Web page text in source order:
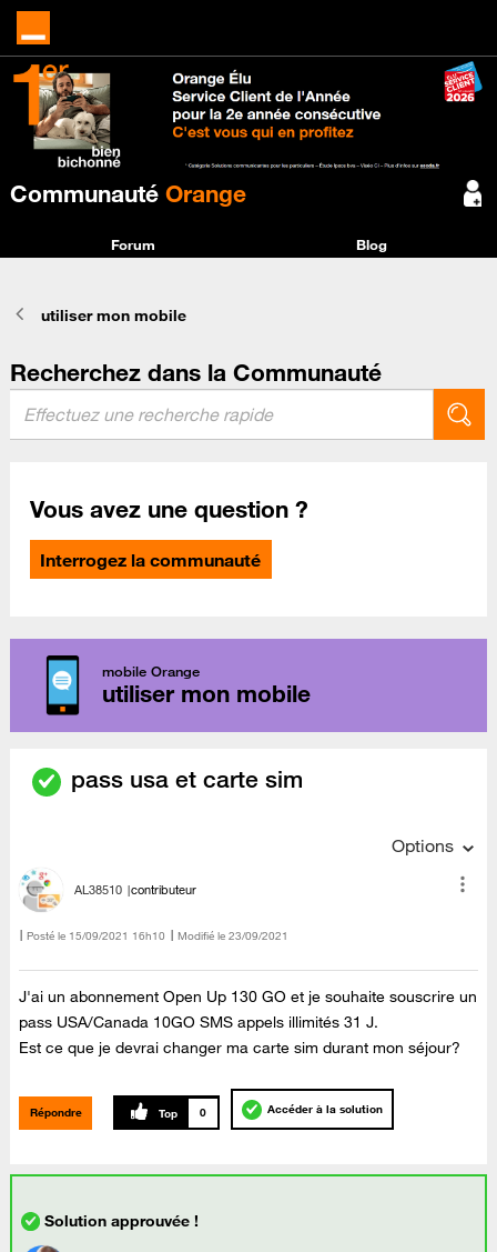
Communauté Orange
Forum Blog
utiliser mon mobile
Recherchez dans la Communauté
Vous avez une question ?
Interrogez la communauté
mobile Orange
utiliser mon mobile
pass usa et carte sim
Options
AL38510 contributeur
Posté le ‎15/09/2021 16h10 Modifié le 23/09/2021
J'ai un abonnement Open Up 130 GO et je souhaite souscrire un
pass USA/Canada 10GO SMS appels illimités 31 J.
Est ce que je devrai changer ma carte sim durant mon séjour?
Répondre 0 Accéder à la solution